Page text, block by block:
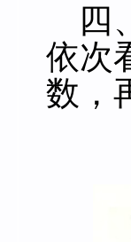
四
依次
数，